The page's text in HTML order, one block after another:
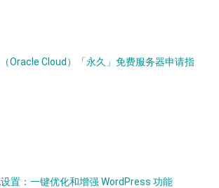
Oracle Cloud）「永久」免费服务器申请指
置：一键优化和增强 WordPress 功能